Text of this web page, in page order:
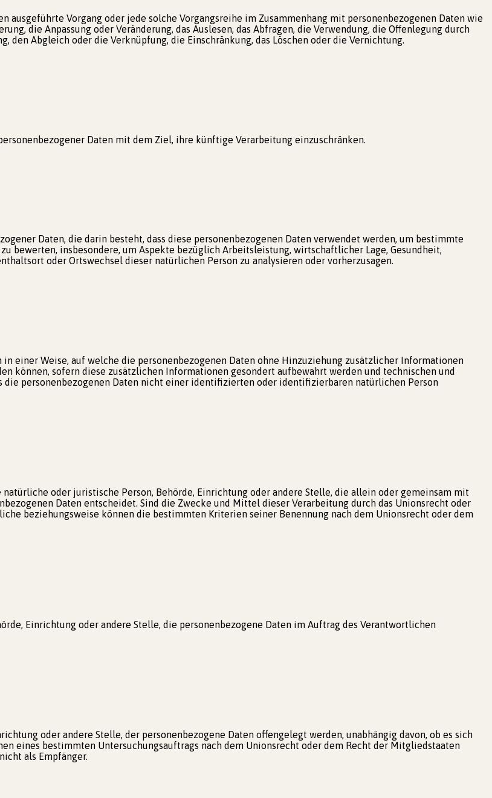
Vorgang oder jede solche Vorgangsreihe im Zusammenhang mit personenbezogenen Daten wie
die Anpassung oder Veränderung, das Auslesen, das Abfragen, die Verwendung, die Offenlegung durch
Abgleich oder die Verknüpfung, die Einschränkung, das Löschen oder die Vernichtung.
Daten mit dem Ziel, ihre künftige Verarbeitung einzuschränken.
Daten, die darin besteht, dass diese personenbezogenen Daten verwendet werden, um bestimmte
bewerten, insbesondere, um Aspekte bezüglich Arbeitsleistung, wirtschaftlicher Lage, Gesundheit,
oder Ortswechsel dieser natürlichen Person zu analysieren oder vorherzusagen.
einer Weise, auf welche die personenbezogenen Daten ohne Hinzuziehung zusätzlicher Informationen
können, sofern diese zusätzlichen Informationen gesondert aufbewahrt werden und technischen und
die personenbezogenen Daten nicht einer identifizierten oder identifizierbaren natürlichen Person
oder juristische Person, Behörde, Einrichtung oder andere Stelle, die allein oder gemeinsam mit
Daten entscheidet. Sind die Zwecke und Mittel dieser Verarbeitung durch das Unionsrecht oder
beziehungsweise können die bestimmten Kriterien seiner Benennung nach dem Unionsrecht oder dem
Einrichtung oder andere Stelle, die personenbezogene Daten im Auftrag des Verantwortlichen
oder andere Stelle, der personenbezogene Daten offengelegt werden, unabhängig davon, ob es sich
eines bestimmten Untersuchungsauftrags nach dem Unionsrecht oder dem Recht der Mitgliedstaaten
als Empfänger.